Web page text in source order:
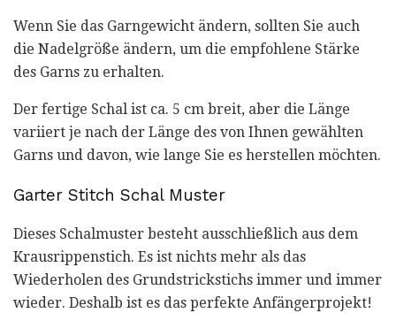
Wenn Sie das Garngewicht ändern, sollten Sie auch
die Nadelgröße ändern, um die empfohlene Stärke
des Garns zu erhalten.
Der fertige Schal ist ca. 5 cm breit, aber die Länge
variiert je nach der Länge des von Ihnen gewählten
Garns und davon, wie lange Sie es herstellen möchten.
Garter Stitch Schal Muster
Dieses Schalmuster besteht ausschließlich aus dem
Krausrippenstich. Es ist nichts mehr als das
Wiederholen des Grundstrickstichs immer und immer
wieder. Deshalb ist es das perfekte Anfängerprojekt!